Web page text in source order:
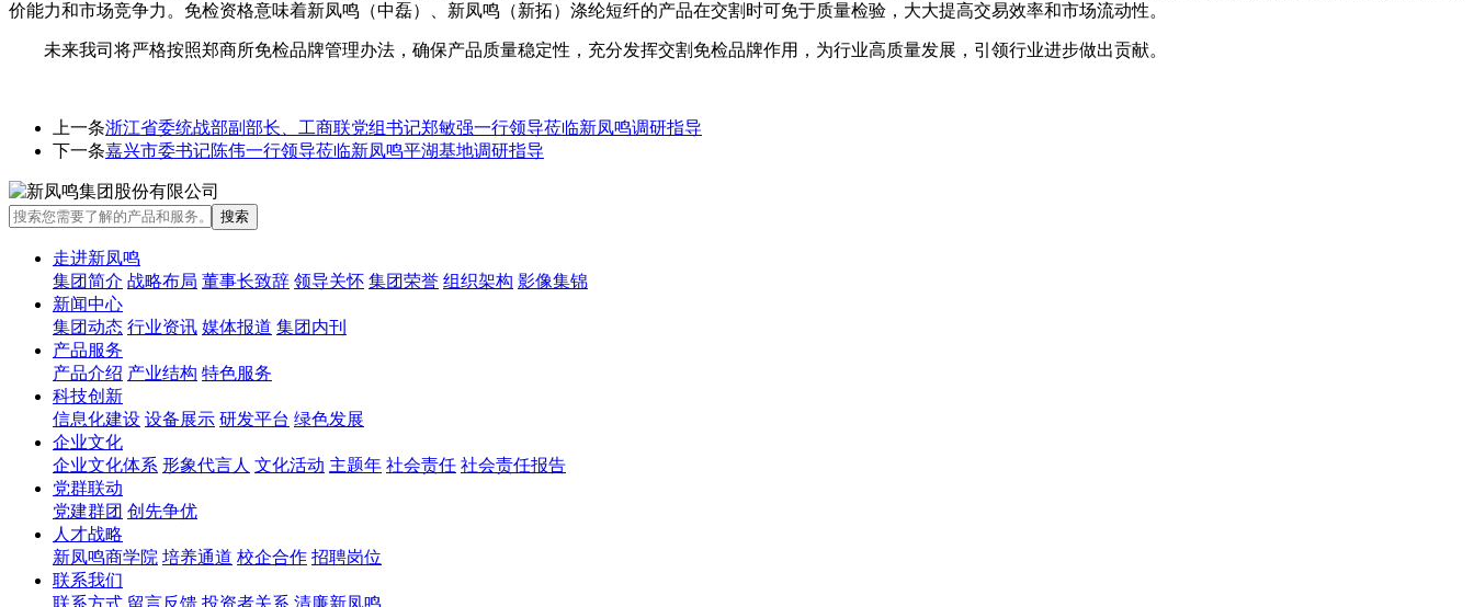
价能力和市场竞争力。免检资格意味着新凤鸣（中磊）、新凤鸣（新拓）涤纶短纤的产品在交割时可免于质量检验，大大提高交易效率和市场流动性。
未来我司将严格按照郑商所免检品牌管理办法，确保产品质量稳定性，充分发挥交割免检品牌作用，为行业高质量发展，引领行业进步做出贡献。
上一条浙江省委统战部副部长、工商联党组书记郑敏强一行领导莅临新凤鸣调研指导
下一条嘉兴市委书记陈伟一行领导莅临新凤鸣平湖基地调研指导
走进新凤鸣
集团简介 战略布局 董事长致辞 领导关怀 集团荣誉 组织架构 影像集锦
新闻中心
集团动态 行业资讯 媒体报道 集团内刊
产品服务
产品介绍 产业结构 特色服务
科技创新
信息化建设 设备展示 研发平台 绿色发展
企业文化
企业文化体系 形象代言人 文化活动 主题年 社会责任 社会责任报告
党群联动
党建群团 创先争优
人才战略
新凤鸣商学院 培养通道 校企合作 招聘岗位
联系我们